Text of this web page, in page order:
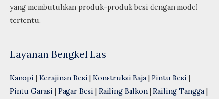
yang membutuhkan produk-produk besi dengan model
tertentu.
Layanan Bengkel Las
Kanopi Kerajinan Besi Konstruksi Baja Pintu Besi
Pintu Garasi
Pagar Besi Railing Balkon Railing Tangga